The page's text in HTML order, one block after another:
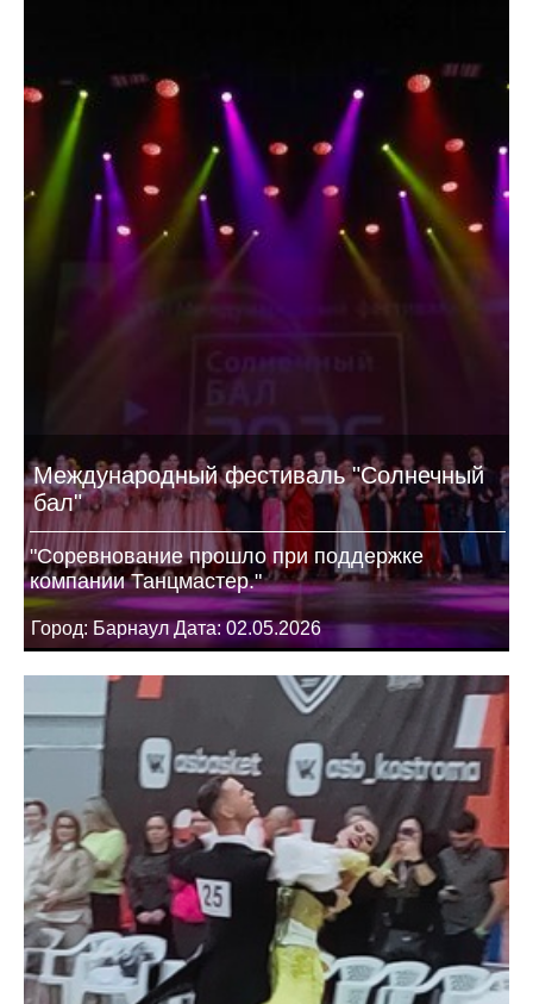
Международный фестиваль "Солнечный
бал"
"Соревнование прошло при поддержке
компании Танцмастер."
Город: Барнаул Дата: 02.05.2026